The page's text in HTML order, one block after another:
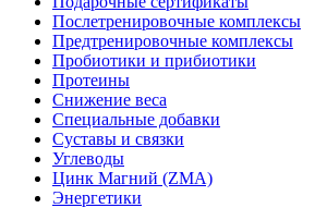
Послетренировочные комплексы
Предтренировочные комплексы
Пробиотики и прибиотики
Протеины
Снижение веса
Специальные добавки
Суставы и связки
Углеводы
Цинк Магний (ZMA)
Энергетики